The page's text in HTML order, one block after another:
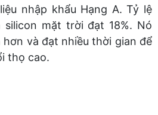
nhập khẩu Hạng A. Tỷ lệ
silicon mặt trời đạt 18%. Nó
và đạt nhiều thời gian để
thọ cao.